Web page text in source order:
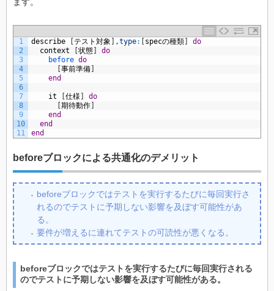
ます。
1
2
3
4
5
6
7
8
9
10
11
describe テスト対象 ,type: specの種類
do
context
状態
do
before do
事前準備
end
it 仕様
do
期待動作
end
end
end
beforeブロックによる共通化のデメリット
beforeブロックではテストを実行するたびに毎回実行さ
れるのでテストに予期しない影響を及ぼす可能性があ
る。
要件が増えるに連れてテストの可読性が悪くなる。
beforeブロックではテストを実行するたびに毎回実行される
のでテストに予期しない影響を及ぼす可能性がある。